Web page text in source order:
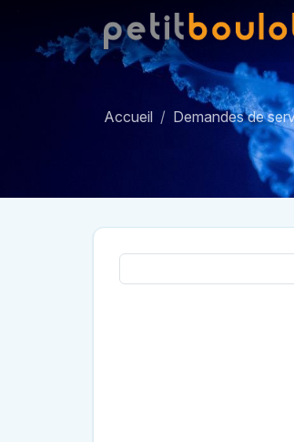
Accueil Demandes de